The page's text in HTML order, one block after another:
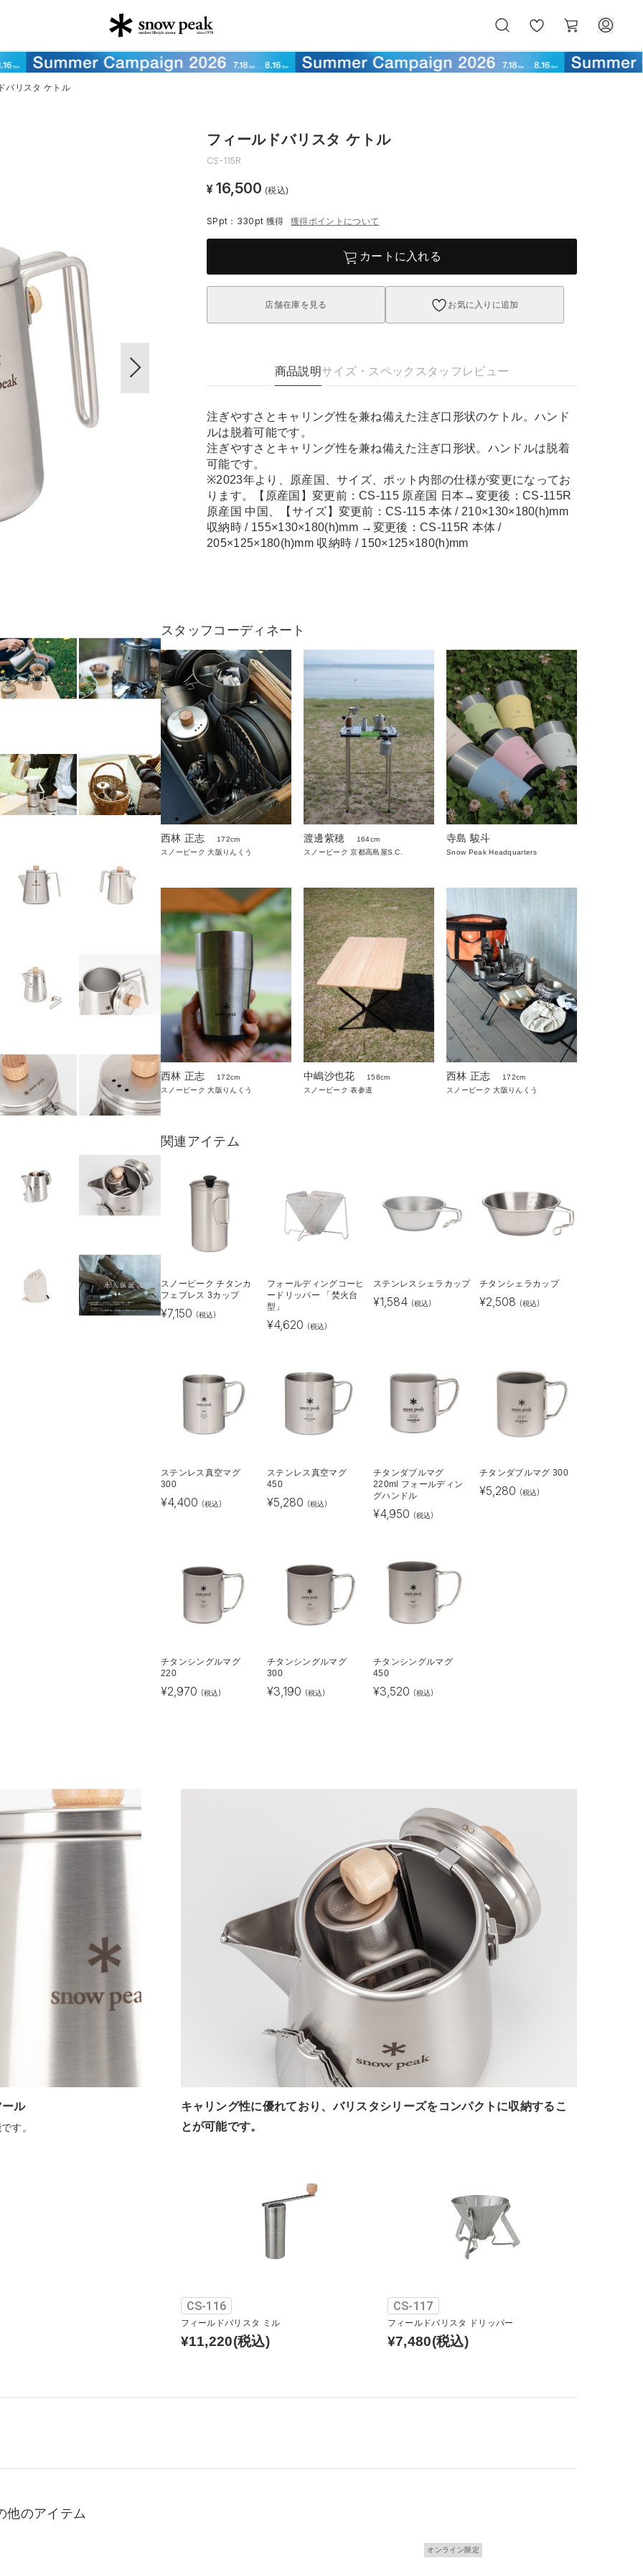
気
に
ー
ト
バリスタ ケトル
フィールドバリスタ ケトル
CS-115R
¥ 16,500 (税込)
SPpt：330pt 獲得 獲得ポイントについて
カートに入れる
店舗在庫を見る お気に入りに追加
商品説明サイズ・スペック スタッフレビュー
注ぎやすさとキャリング性を兼ね備えた注ぎ口形状のケトル。ハンド
ルは脱着可能です。
注ぎやすさとキャリング性を兼ね備えた注ぎ口形状。ハンドルは脱着
可能です。
※2023年より、原産国、サイズ、ポット内部の仕様が変更になってお
ります。【原産国】変更前：CS-115 原産国 日本→変更後：CS-115R
原産国 中国、【サイズ】変更前：CS-115 本体 / 210×130×180(h)mm
収納時 / 155×130×180(h)mm →変更後：CS-115R 本体 /
205×125×180(h)mm 収納時 / 150×125×180(h)mm
スタッフコーディネート
西林 正志
172cm
スノーピーク 大阪りんくう
渡邊紫穂
164cm
スノーピーク 京都高島屋S.C.
寺島 駿斗
Snow Peak Headquarters
西林 正志
172cm
スノーピーク 大阪りんくう
中嶋沙也花
158cm
スノーピーク 表参道
西林 正志
172cm
スノーピーク 大阪りんくう
関連アイテム
スノーピーク チタンカ
フェプレス 3カップ
¥7,150 (税込)
フォールディングコーヒ
ードリッパー 「焚火台
型」
¥4,620 (税込)
ステンレスシェラカップ
¥1,584 (税込)
チタンシェラカップ
¥2,508 (税込)
ステンレス真空マグ
300
¥4,400 (税込)
ステンレス真空マグ
450
¥5,280 (税込)
チタンダブルマグ
220ml フォールディン
グハンドル
¥4,950 (税込)
チタンダブルマグ 300
¥5,280 (税込)
チタンシングルマグ
220
¥2,970 (税込)
チタンシングルマグ
300
¥3,190 (税込)
チタンシングルマグ
450
¥3,520 (税込)
ル
す。
キャリング性に優れており、バリスタシリーズをコンパクトに収納するこ
とが可能です。
CS-116
フィールドバリスタ ミル
¥11,220(税込)
CS-117
フィールドバリスタ ドリッパー
¥7,480(税込)
他のアイテム
オンライン限定